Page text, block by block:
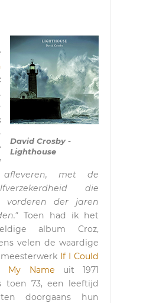
David Crosby -
Lighthouse
met de
die
vorderen der jaren
Toen had ik het
album Croz,
velen de waardige
If I Could
My Name uit 1971
toen 73, een leeftijd
doorgaans hun